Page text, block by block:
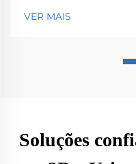
VER MAIS
Soluções